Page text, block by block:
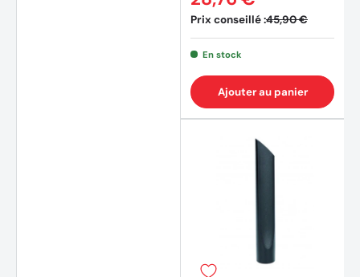
Prix conseillé :45,90 €
En stock
Ajouter au panier